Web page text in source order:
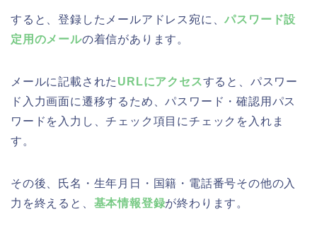
すると、登録したメールアドレス宛に、パスワード設
定用のメールの着信があります。
メールに記載された URLにアクセスすると、パスワー
ド入力画面に遷移するため、パスワード・確認用パス
ワードを入力し、チェック項目にチェックを入れま
す。
その後、氏名・生年月日・国籍・電話番号その他の入
力を終えると、 基本情報登録が終わります。